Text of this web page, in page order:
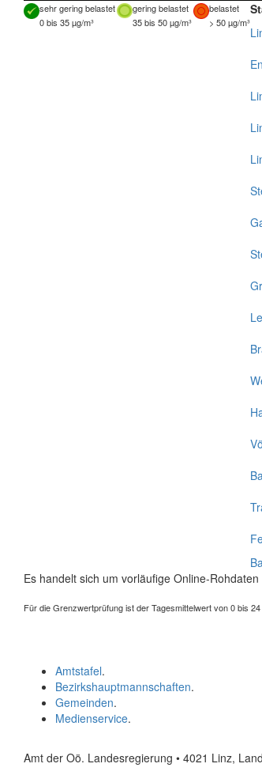
sehr gering belastet gering belastet
belastet
0 bis 35 µg/m³
35 bis 50 µg/m³ > 50 µg/m³
Es handelt sich um vorläufige Online-
Für die Grenzwertprüfung ist der Tagesmittelwert von 0 bis
Amtstafel.
Bezirkshauptmannschaften.
Gemeinden.
Medienservice.
Amt der Oö. Landesregierung • 4021 Linz,